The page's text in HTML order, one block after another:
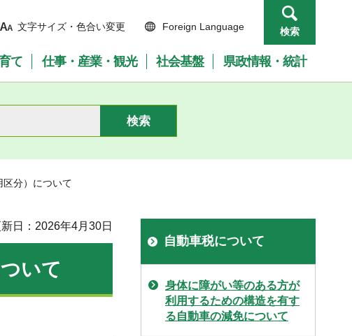
文字サイズ・色合い変更 Foreign Language 検索
て 仕事・産業・観光 社会基盤 県政情報・統計
分）について
日：2026年4月30日
いて
自動車税について
身体に障がい等のある方が
利用するための構造を有す
る自動車の減免について